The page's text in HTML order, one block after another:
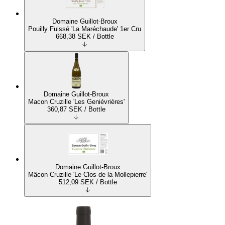
Domaine Guillot-Broux
Pouilly Fuissé 'La Maréchaude' 1er Cru
668,38 SEK/ Bottle
Domaine Guillot-Broux
Macon Cruzille 'Les Geniévrières'
360,87 SEK / Bottle
Domaine Guillot-Broux
Mâcon Cruzille 'Le Clos de la Mollepierre'
512,09 SEK/ Bottle